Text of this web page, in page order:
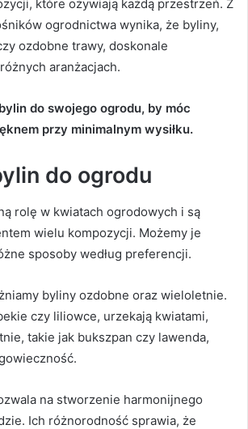
które ożywiają każdą przestrzeń. Z
ogrodnictwa wynika, że byliny,
ozdobne trawy, doskonale
aranżacjach.
do swojego ogrodu, by móc
przy minimalnym wysiłku.
do ogrodu
rolę w kwiatach ogrodowych i są
wielu kompozycji. Możemy je
sposoby według preferencji.
byliny ozdobne oraz wieloletnie.
czy liliowce, urzekają kwiatami,
takie jak bukszpan czy lawenda,
na stworzenie harmonijnego
Ich różnorodność sprawia, że